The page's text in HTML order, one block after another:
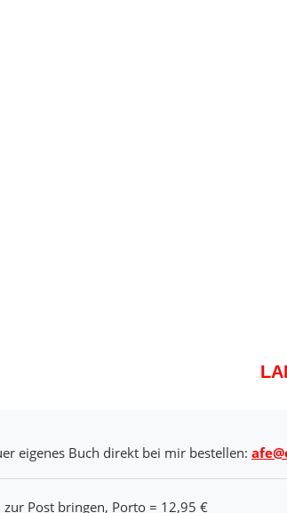
eigenes Buch direkt bei mir bestellen:
Post bringen, Porto = 12,95 €